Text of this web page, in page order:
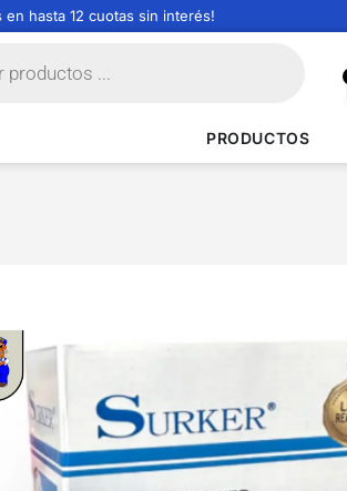
hasta 12 cuotas sin interés!
PRODUCTOS